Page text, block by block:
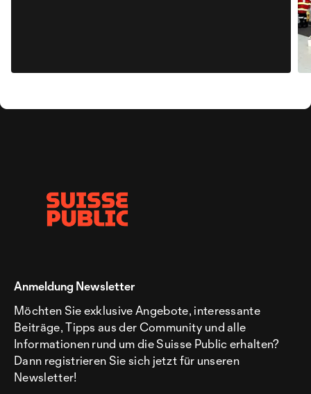
Anmeldung Newsletter
Möchten Sie exklusive Angebote, interessante
Beiträge, Tipps aus der Community und alle
Informationen rund um die Suisse Public erhalten?
Dann registrieren Sie sich jetzt für unseren
Newsletter!